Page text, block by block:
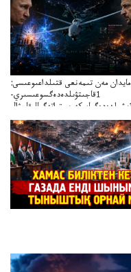
مايدان مەن تىمەنعى قتىلداعىوعىسى:
1قاجىتۋىلدەدەگسوعىسىري-